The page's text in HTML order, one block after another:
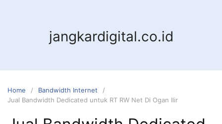
jangkardigital.co.id
Home
Bandwidth Internet
Jual Bandwidth Dedicated untuk RT RW Net Di Ogan Ilir